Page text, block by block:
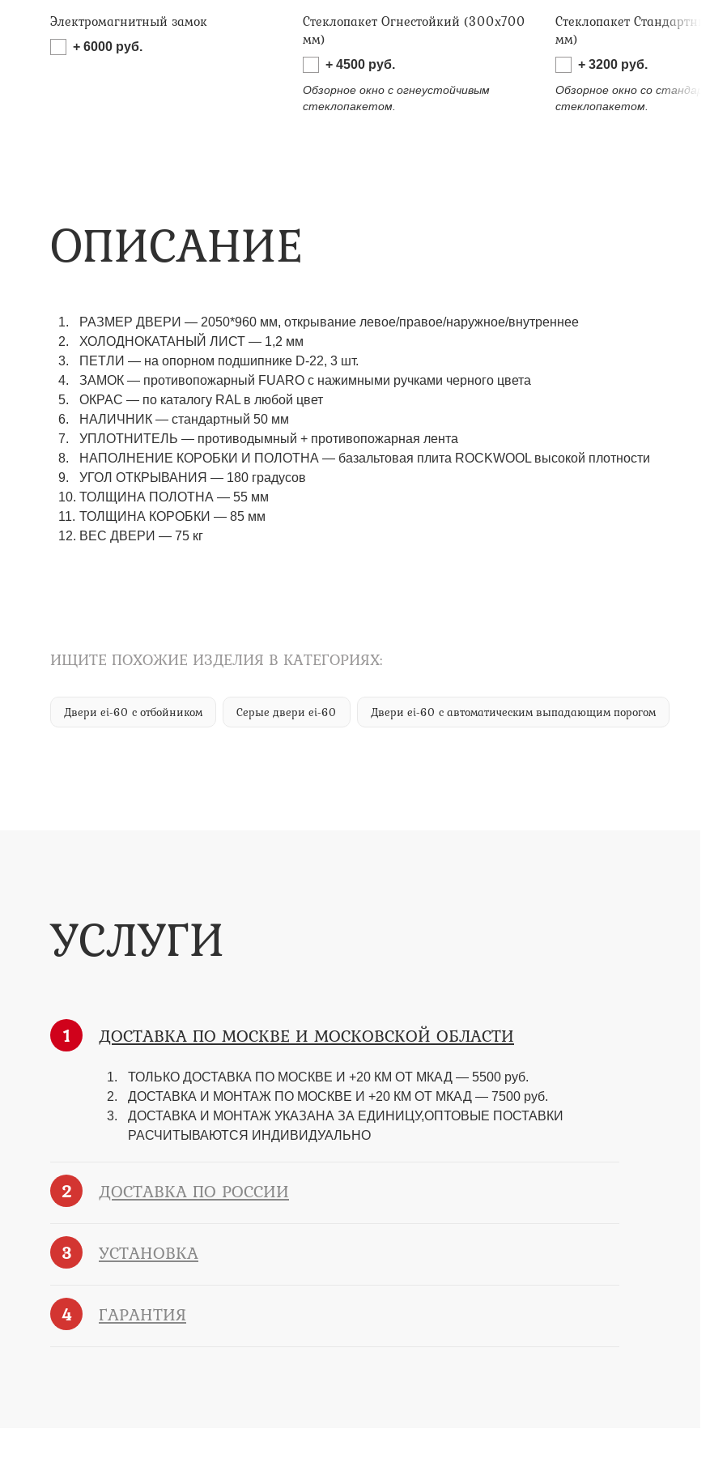
Электромагнитный замок
+ 6000 руб.
Стеклопакет Огнестойкий (300х700
мм)
+ 4500 руб.
Обзорное окно с огнеустойчивым
стеклопакетом.
Стеклопакет
мм)
+ 3200 руб.
Обзорное окно со
стеклопакетом.
ОПИСАНИЕ
РАЗМЕР ДВЕРИ — 2050*960 мм, открывание левое/правое/наружное/внутреннее
ХОЛОДНОКАТАНЫЙ ЛИСТ — 1,2 мм
ПЕТЛИ — на опорном подшипнике D-22, 3 шт.
ЗАМОК — противопожарный FUARO с нажимными ручками черного цвета
ОКРАС — по каталогу RAL в любой цвет​​​​​​​
НАЛИЧНИК — стандартный 50 мм
УПЛОТНИТЕЛЬ — противодымный + противопожарная лента
НАПОЛНЕНИЕ КОРОБКИ И ПОЛОТНА — базальтовая плита ROCKWOOL высокой плотности
УГОЛ ОТКРЫВАНИЯ — 180 градусов
ТОЛЩИНА ПОЛОТНА — 55 мм
ТОЛЩИНА КОРОБКИ — 85 мм
ВЕС ДВЕРИ — 75 кг
ИЩИТЕ ПОХОЖИЕ ИЗДЕЛИЯ В КАТЕГОРИЯХ:
Двери ei-60 с отбойником Серые двери ei-60 Двери ei-60 с автоматическим выпадающим порогом
УСЛУГИ
1 ДОСТАВКА ПО МОСКВЕ И МОСКОВСКОЙ ОБЛАСТИ
ТОЛЬКО ДОСТАВКА ПО МОСКВЕ И +20 КМ ОТ МКАД — 5500 руб.
ДОСТАВКА И МОНТАЖ ПО МОСКВЕ И +20 КМ ОТ МКАД — 7500 руб.
ДОСТАВКА И МОНТАЖ УКАЗАНА ЗА ЕДИНИЦУ,ОПТОВЫЕ ПОСТАВКИ
РАСЧИТЫВАЮТСЯ ИНДИВИДУАЛЬНО
2 ДОСТАВКА ПО РОССИИ
3 УСТАНОВКА
4 ГАРАНТИЯ